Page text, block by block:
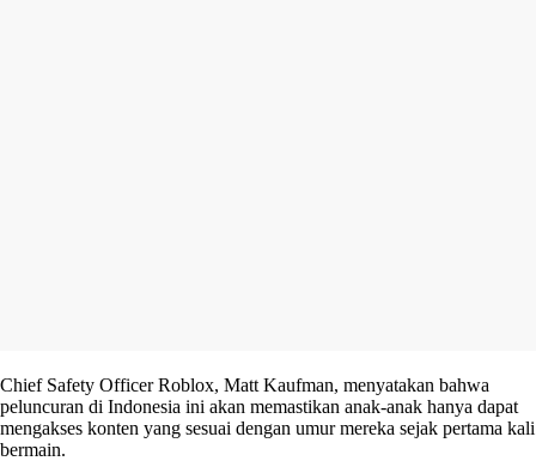
Chief Safety Officer Roblox, Matt Kaufman, menyatakan bahwa
peluncuran di Indonesia ini akan memastikan anak-anak hanya dapat
mengakses konten yang sesuai dengan umur mereka sejak pertama kali
bermain.